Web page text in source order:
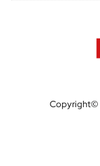
Copyright©